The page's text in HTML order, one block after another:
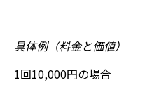
具体例（料金と価値）
1回10,000円の場合